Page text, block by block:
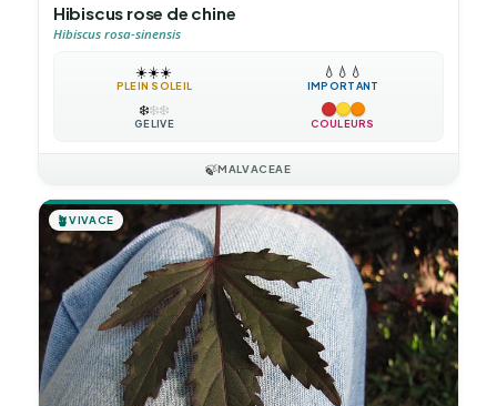
Hibiscus rose de chine
Hibiscus rosa-sinensis
☀️☀️☀️
PLEIN SOLEIL
💧 💧 💧
IMPORTANT
❄️❄️❄️
GÉLIVE COULEURS
🍃MALVACEAE
🪴VIVACE